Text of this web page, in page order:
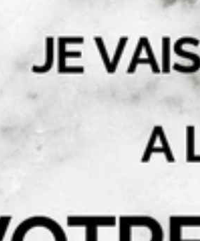
makers all invited through the U.S.
une session stratégique